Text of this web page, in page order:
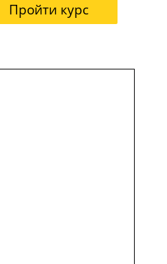
Пройти курс